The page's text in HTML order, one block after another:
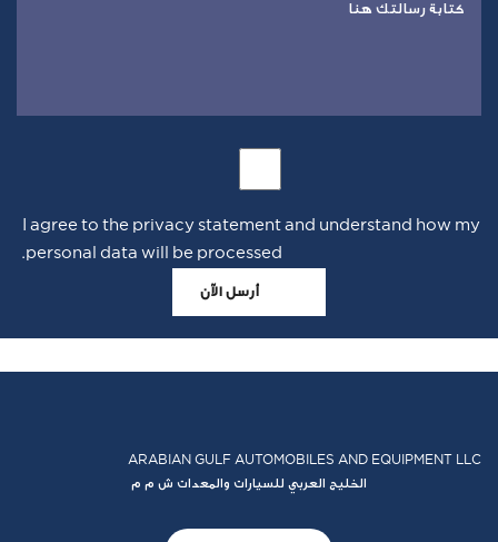
I agree to the privacy statement and understand how my
personal data will be processed.
أرسل الآن
ARABIAN GULF AUTOMOBILES AND EQUIPMENT LLC
الخليج العربي للسيارات والمعدات ش م م